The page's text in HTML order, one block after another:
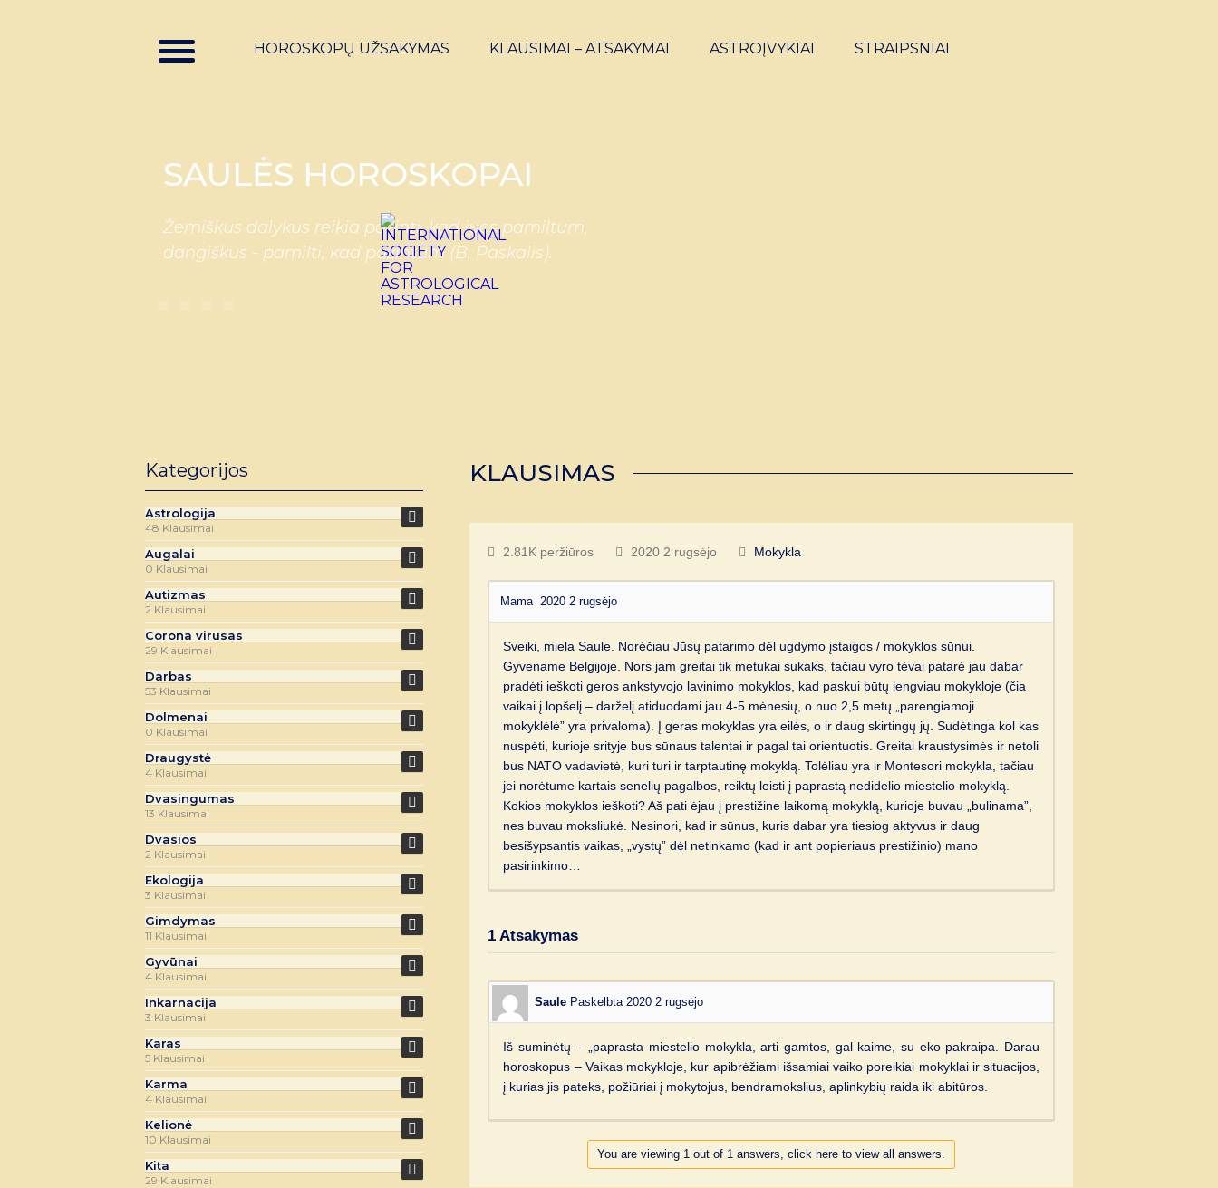
HOROSKOPŲ UŽSAKYMAS KLAUSIMAI – ATSAKYMAI ASTROĮVYKIAI STRAIPSNIAI
SAULĖS HOROSKOPAI
Žemiškus dalykus reikia pažinti, kad juos pamiltum,
dangiškus - pamilti, kad pažintum (B. Paskalis).
KLAUSIMAS
2.81K peržiūros 2020 2 rugsėjo Mokykla
Mama2020 2 rugsėjo
Sveiki, miela Saule. Norėčiau Jūsų patarimo dėl ugdymo įstaigos / mokyklos sūnui.
Gyvename Belgijoje. Nors jam greitai tik metukai sukaks, tačiau vyro tėvai patarė jau dabar
pradėti ieškoti geros ankstyvojo lavinimo mokyklos, kad paskui būtų lengviau mokykloje (čia
vaikai į lopšelį – darželį atiduodami jau 4-5 mėnesių, o nuo 2,5 metų „parengiamoji
mokyklėlė” yra privaloma). Į geras mokyklas yra eilės, o ir daug skirtingų jų. Sudėtinga kol kas
nuspėti, kurioje srityje bus sūnaus talentai ir pagal tai orientuotis. Greitai kraustysimės ir netoli
bus NATO vadavietė, kuri turi ir tarptautinę mokyklą. Tolėliau yra ir Montesori mokykla, tačiau
jei norėtume kartais senelių pagalbos, reiktų leisti į paprastą nedidelio miestelio mokyklą.
Kokios mokyklos ieškoti? Aš pati ėjau į prestižine laikomą mokyklą, kurioje buvau „bulinama”,
nes buvau moksliukė. Nesinori, kad ir sūnus, kuris dabar yra tiesiog aktyvus ir daug
besišypsantis vaikas, „vystų” dėl netinkamo (kad ir ant popieriaus prestižinio) mano
pasirinkimo…
1 Atsakymas
Saule Paskelbta 2020 2 rugsėjo
Iš suminėtų – „paprasta miestelio mokykla, arti gamtos, gal kaime, su eko pakraipa. Darau
horoskopus – Vaikas mokykloje, kur apibrėžiami išsamiai vaiko poreikiai mokyklai ir situacijos,
į kurias jis pateks, požiūriai į mokytojus, bendramokslius, aplinkybių raida iki abitūros.
You are viewing 1 out of 1 answers, click here to view all answers.
Kategorijos
Astrologija
48 Klausimai
Augalai
0 Klausimai
Autizmas
2 Klausimai
Corona virusas
29 Klausimai
Darbas
53 Klausimai
Dolmenai
0 Klausimai
Draugystė
4 Klausimai
Dvasingumas
13 Klausimai
Dvasios
2 Klausimai
Ekologija
3 Klausimai
Gimdymas
11 Klausimai
Gyvūnai
4 Klausimai
Inkarnacija
3 Klausimai
Karas
5 Klausimai
Karma
4 Klausimai
Kelionė
10 Klausimai
Kita
29 Klausimai